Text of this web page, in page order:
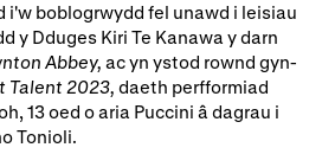
i'w boblogrwydd fel unawd i leisiau
y Dduges Kiri Te Kanawa y darn
Abbey, ac yn ystod rownd gyn-
Talent 2023, daeth perfformiad
13 oed o aria Puccini â dagrau i
Tonioli.